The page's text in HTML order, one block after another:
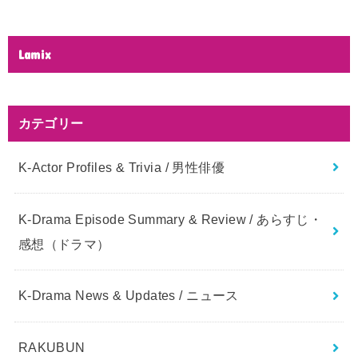
Lamix
カテゴリー
K-Actor Profiles & Trivia / 男性俳優
K-Drama Episode Summary & Review / あらすじ・
感想（ドラマ）
K-Drama News & Updates / ニュース
RAKUBUN